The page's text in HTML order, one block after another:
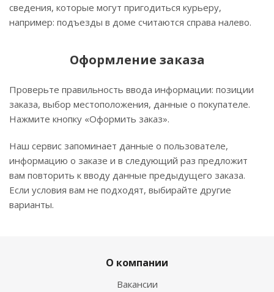
сведения, которые могут пригодиться курьеру,
например: подъезды в доме считаются справа налево.
Оформление заказа
Проверьте правильность ввода информации: позиции
заказа, выбор местоположения, данные о покупателе.
Нажмите кнопку «Оформить заказ».
Наш сервис запоминает данные о пользователе,
информацию о заказе и в следующий раз предложит
вам повторить к вводу данные предыдущего заказа.
Если условия вам не подходят, выбирайте другие
варианты.
О компании
Вакансии